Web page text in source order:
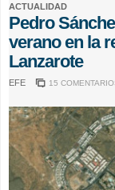
ACTUALIDAD
Pedro
verano en la
Lanzarote
EFE 15